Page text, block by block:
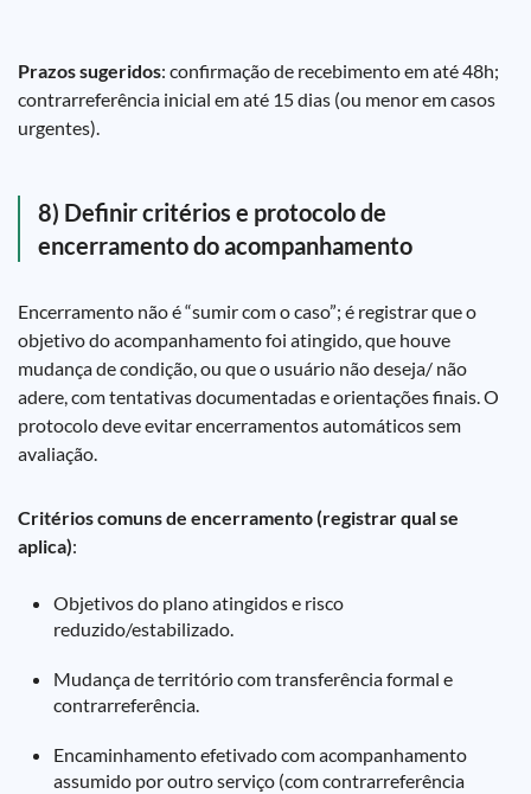
Prazos sugeridos: confirmação de recebimento em até 48h;
contrarreferência inicial em até 15 dias (ou menor em casos
urgentes).
8) Definir critérios e protocolo de
encerramento do acompanhamento
Encerramento não é “sumir com o caso”; é registrar que o
objetivo do acompanhamento foi atingido, que houve
mudança de condição, ou que o usuário não deseja/ não
adere, com tentativas documentadas e orientações finais. O
protocolo deve evitar encerramentos automáticos sem
avaliação.
Critérios comuns de encerramento (registrar qual se
aplica):
Objetivos do plano atingidos e risco
reduzido/estabilizado.
Mudança de território com transferência formal e
contrarreferência.
Encaminhamento efetivado com acompanhamento
assumido por outro serviço (com contrarreferência